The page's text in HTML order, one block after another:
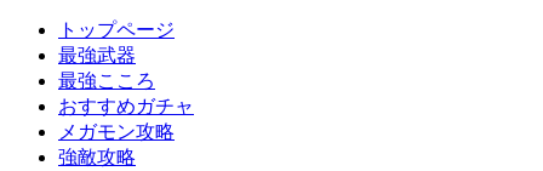
トップページ
最強武器
最強こころ
おすすめガチャ
メガモン攻略
強敵攻略